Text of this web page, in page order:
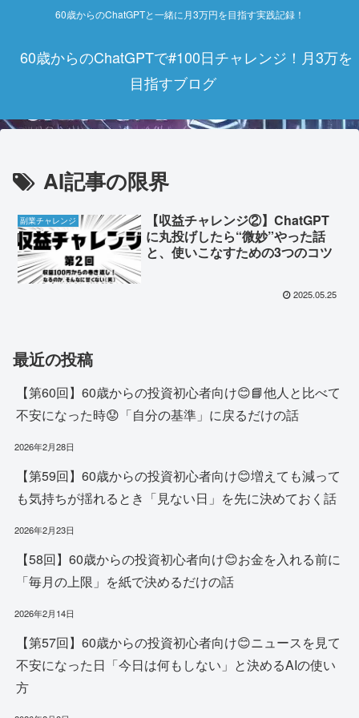
60歳からのChatGPTと一緒に月3万円を目指す実践記録！
60歳からのChatGPTで#100日チャレンジ！月3万を
目指すブログ
AI記事の限界
副業チャレンジ
【収益チャレンジ②】ChatGPT
に丸投げしたら“微妙”やった話
と、使いこなすための3つのコツ
2025.05.25
最近の投稿
【第60回】60歳からの投資初心者向け😊📘他人と比べて
不安になった時😟「自分の基準」に戻るだけの話
2026年2月28日
【第59回】60歳からの投資初心者向け😊増えても減って
も気持ちが揺れるとき「見ない日」を先に決めておく話
2026年2月23日
【58回】60歳からの投資初心者向け😊お金を入れる前に
「毎月の上限」を紙で決めるだけの話
2026年2月14日
【第57回】60歳からの投資初心者向け😊ニュースを見て
不安になった日「今日は何もしない」と決めるAIの使い
方